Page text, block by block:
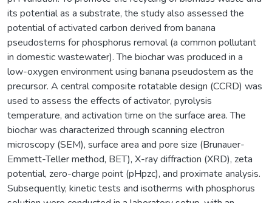
its potential as a substrate, the study also assessed the
potential of activated carbon derived from banana
pseudostems for phosphorus removal (a common pollutant
in domestic wastewater). The biochar was produced in a
low-oxygen environment using banana pseudostem as the
precursor. A central composite rotatable design (CCRD) was
used to assess the effects of activator, pyrolysis
temperature, and activation time on the surface area. The
biochar was characterized through scanning electron
microscopy (SEM), surface area and pore size (Brunauer-
Emmett-Teller method, BET), X-ray diffraction (XRD), zeta
potential, zero-charge point (pHpzc), and proximate analysis.
Subsequently, kinetic tests and isotherms with phosphorus